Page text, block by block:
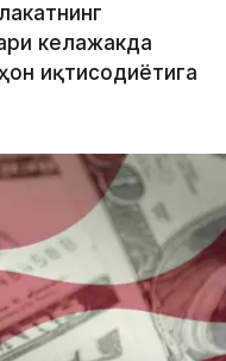
келажакда
иқтисодиётига